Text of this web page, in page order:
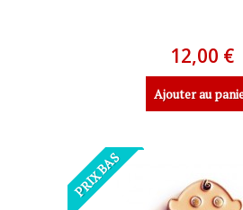
12,00 €
Ajouter au
PRIX BAS